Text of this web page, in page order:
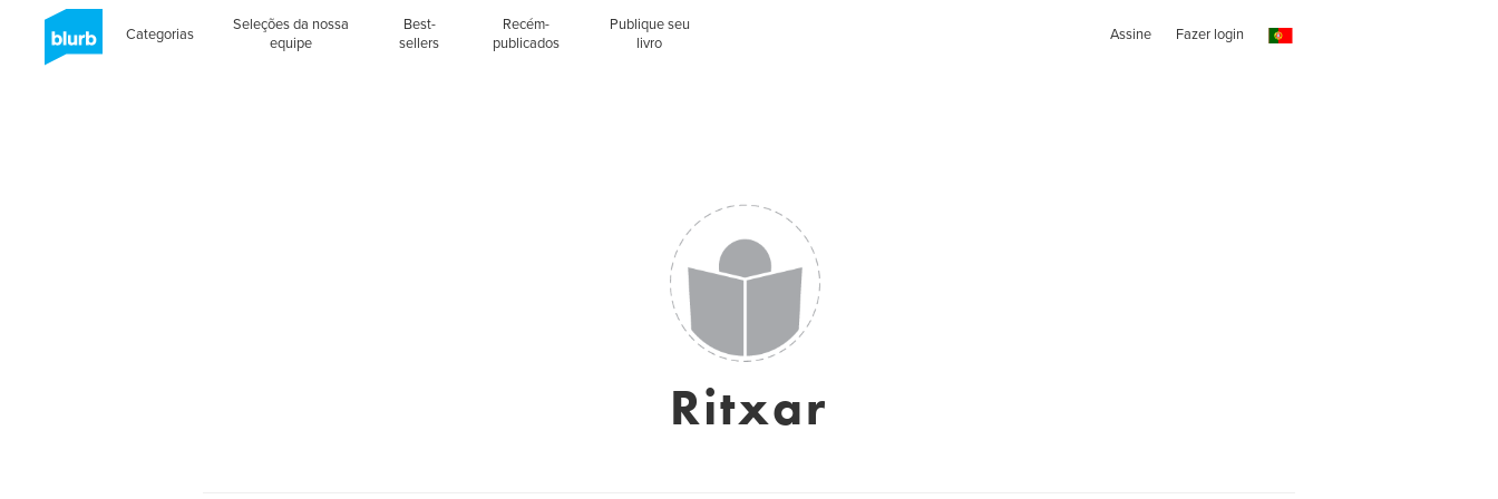
Categorias
Seleções da nossa
equipe
Best-
sellers
Recém-
publicados
Publique seu
livro
Assine Fazer login
Ritxar